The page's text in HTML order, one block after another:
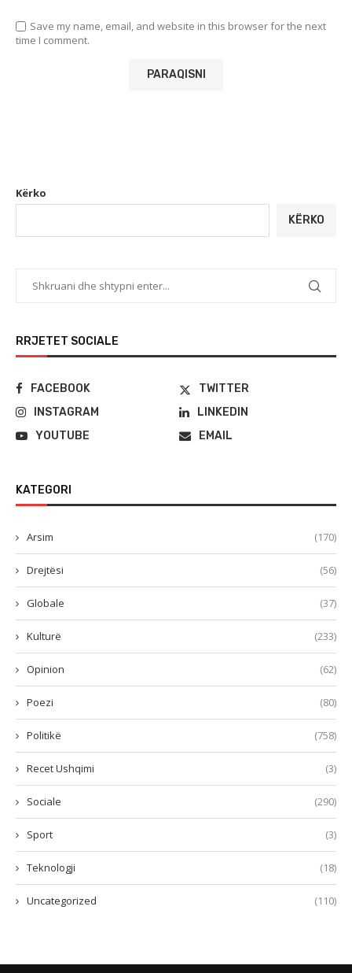
Save my name, email, and website in this browser for the next
time I comment.
Kërko
KËRKO
RRJETET SOCIALE
FACEBOOK
TWITTER
INSTAGRAM
LINKEDIN
YOUTUBE
EMAIL
KATEGORI
Arsim (170)
Drejtësi (56)
Globale (37)
Kulturë (233)
Opinion (62)
Poezi (80)
Politikë (758)
Recet Ushqimi (3)
Sociale (290)
Sport (3)
Teknologji (18)
Uncategorized (110)